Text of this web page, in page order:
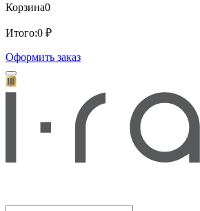
Корзина0
Итого:0 ₽
Оформить заказ